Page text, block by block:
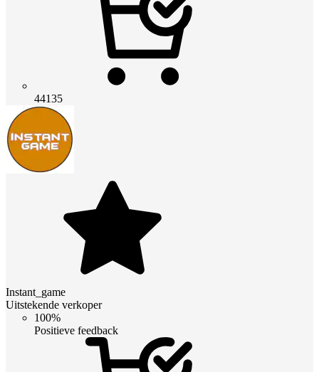
44135
Instant_game
Uitstekende verkoper
100%
Positieve feedback